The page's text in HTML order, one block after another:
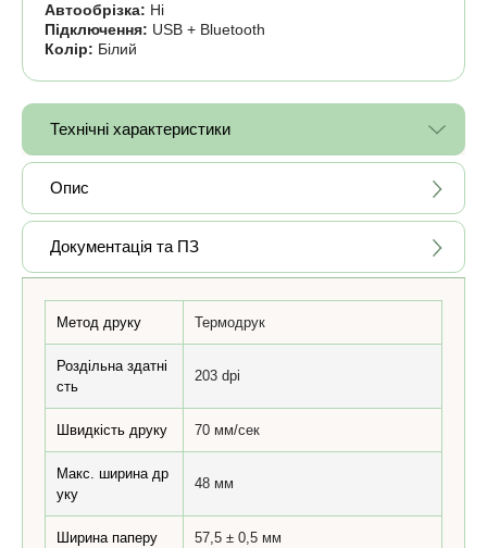
Автообрізка: Ні
Підключення: USB + Bluetooth
Колір: Білий
Технічні характеристики
Опис
Документація та ПЗ
Метод друку Термодрук
Роздільна здатні
сть
203 dpi
Швидкість друку 70 мм/сек
Макс. ширина др
уку
48 мм
Ширина паперу 57,5 ± 0,5 мм